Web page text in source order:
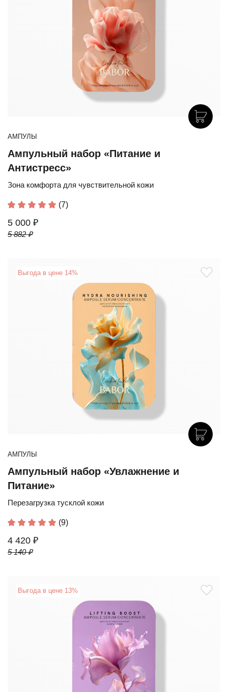
АМПУЛЫ
Ампульный набор «Питание и
Антистресс»
Зона комфорта для чувствительной кожи
(7)
5 000 ₽
5 882 ₽
Выгода в цене 14%
АМПУЛЫ
Ампульный набор «Увлажнение и
Питание»
Перезагрузка тусклой кожи
(9)
4 420 ₽
5 140 ₽
Выгода в цене 13%